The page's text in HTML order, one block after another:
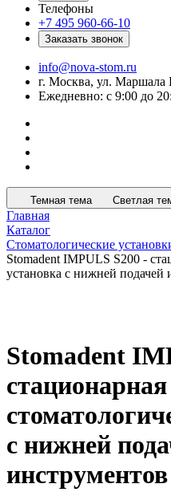
Телефоны
+7 495 960-66-10
Заказать звонок
info@nova-stom.ru
г. Москва, ул. Маршала
Ежедневно: с 9:00 до
Темная тема Светлая
Главная
Каталог
Стоматологические
Stomadent IMPULS S200 -
установка с нижней подачей
Stomadent
стационарная
с нижней
инструментов